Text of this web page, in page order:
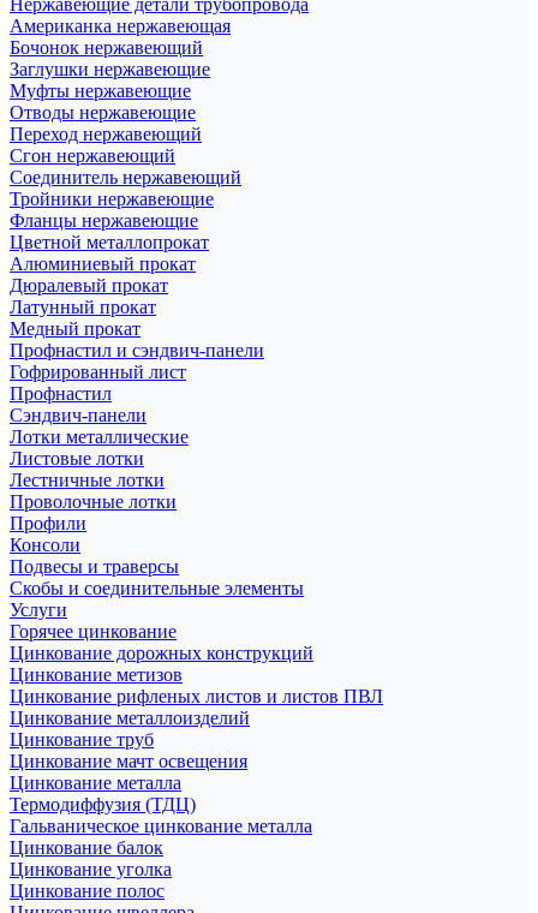
Нержавеющие детали трубопровода
Американка нержавеющая
Бочонок нержавеющий
Заглушки нержавеющие
Муфты нержавеющие
Отводы нержавеющие
Переход нержавеющий
Сгон нержавеющий
Соединитель нержавеющий
Тройники нержавеющие
Фланцы нержавеющие
Цветной металлопрокат
Алюминиевый прокат
Дюралевый прокат
Латунный прокат
Медный прокат
Профнастил и сэндвич-панели
Гофрированный лист
Профнастил
Сэндвич-панели
Лотки металлические
Листовые лотки
Лестничные лотки
Проволочные лотки
Профили
Консоли
Подвесы и траверсы
Скобы и соединительные элементы
Услуги
Горячее цинкование
Цинкование дорожных конструкций
Цинкование метизов
Цинкование рифленых листов и листов ПВЛ
Цинкование металлоизделий
Цинкование труб
Цинкование мачт освещения
Цинкование металла
Термодиффузия (ТДЦ)
Гальваническое цинкование металла
Цинкование балок
Цинкование уголка
Цинкование полос